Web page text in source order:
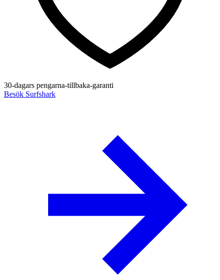
30-dagars pengarna-tillbaka-garanti
Besök Surfshark